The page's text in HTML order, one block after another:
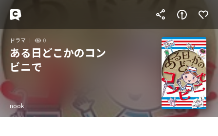
ドラマ 0
ある日どこかのコン
ビニで
nook